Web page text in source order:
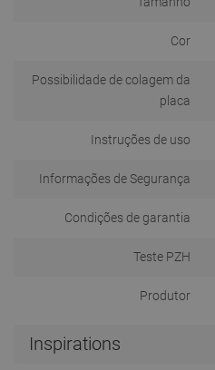
Cor
Possibilidade de colagem da
placa
Instruções de uso
Informações de Segurança
Condições de garantia
Teste PZH
Produtor
Inspirations